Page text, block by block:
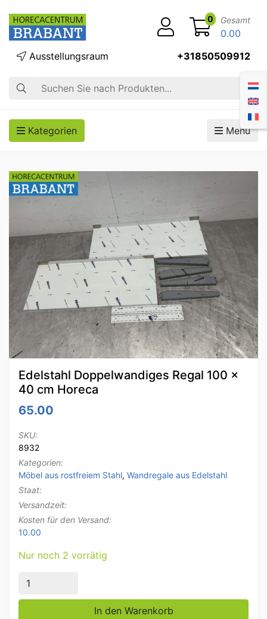
Suche
Ausstellungsraum +31850509912
0 Gesamt
0.00
Kategorien Menü
Edelstahl Doppelwandiges Regal 100 x
40 cm Horeca
65.00
SKU:
8932
Kategorien:
Möbel aus rostfreiem Stahl, Wandregale aus Edelstahl
Staat:
Versandzeit:
Kosten für den Versand:
10.00
Nur noch 2 vorrätig
Edelstahl Doppelwandiges Regal 100 x 40 cm Horeca
In den Warenkorb